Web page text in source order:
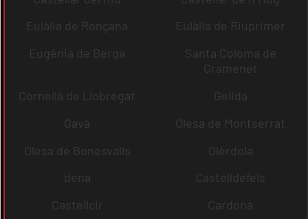
Eulàlia de Ronçana
Eulàlia de Riuprimer
Eugènia de Berga
Santa Coloma de
Gramenet
Cornellà de Llobregat
Gelida
Gavà
Olesa de Montserrat
Olesa de Bonesvalls
Olèrdola
dena
Castelldefels
Castellcir
Cardona